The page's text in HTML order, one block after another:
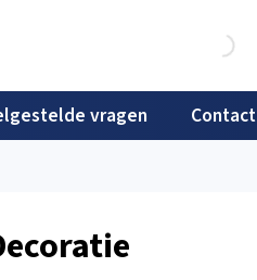
vragen Contact